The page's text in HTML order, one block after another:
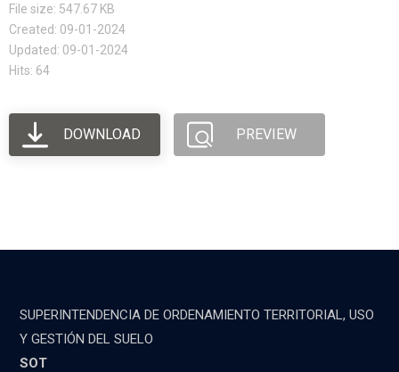
File size: 547.67 KB
Created: 09-01-2024
Updated: 09-01-2024
Hits: 64
DOWNLOAD PREVIEW
SUPERINTENDENCIA DE ORDENAMIENTO TERRITORIAL, USO
Y GESTIÓN DEL SUELO
SOT